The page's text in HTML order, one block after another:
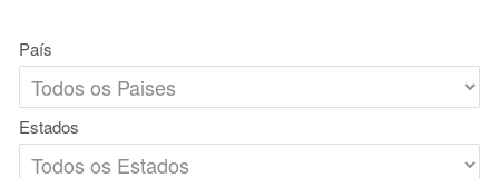
País
Estados